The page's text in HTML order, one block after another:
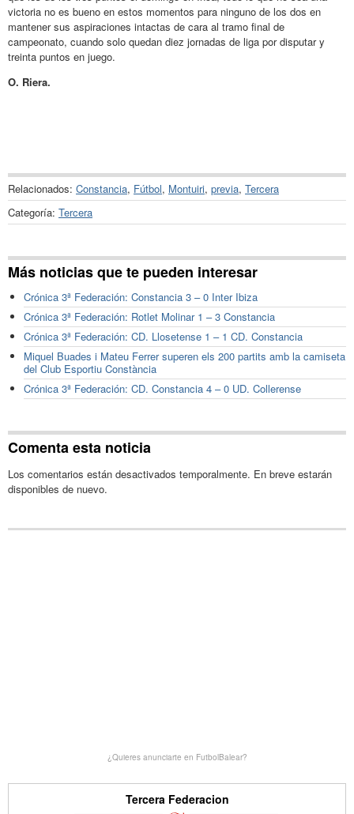
victoria no es bueno en estos momentos para ninguno de los dos en
mantener sus aspiraciones intactas de cara al tramo final de
campeonato, cuando solo quedan diez jornadas de liga por disputar y
treinta puntos en juego.
O. Riera.
Relacionados: Constancia, Fútbol, Montuiri, previa, Tercera
Categoría: Tercera
Más noticias que te pueden interesar
Crónica 3ª Federación: Constancia 3 – 0 Inter Ibiza
Crónica 3ª Federación: Rotlet Molinar 1 – 3 Constancia
Crónica 3ª Federación: CD. Llosetense 1 – 1 CD. Constancia
Miquel Buades i Mateu Ferrer superen els 200 partits amb la camiseta
del Club Esportiu Constància
Crónica 3ª Federación: CD. Constancia 4 – 0 UD. Collerense
Comenta esta noticia
Los comentarios están desactivados temporalmente. En breve estarán
disponibles de nuevo.
¿Quieres anunciarte en FutbolBalear?
Tercera Federacion